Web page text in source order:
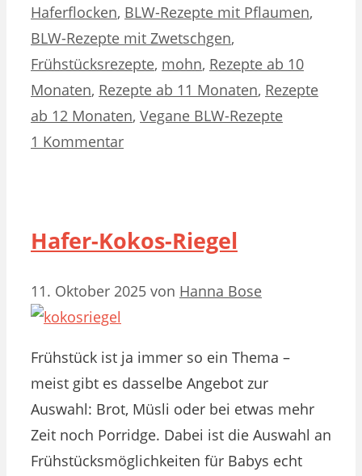
Haferflocken, BLW-Rezepte mit Pflaumen,
BLW-Rezepte mit Zwetschgen,
Frühstücksrezepte, mohn, Rezepte ab 10
Monaten, Rezepte ab 11 Monaten, Rezepte
ab 12 Monaten, Vegane BLW-Rezepte
1 Kommentar
Hafer-Kokos-Riegel
11. Oktober 2025 von Hanna Bose
Frühstück ist ja immer so ein Thema –
meist gibt es dasselbe Angebot zur
Auswahl: Brot, Müsli oder bei etwas mehr
Zeit noch Porridge. Dabei ist die Auswahl an
Frühstücksmöglichkeiten für Babys echt